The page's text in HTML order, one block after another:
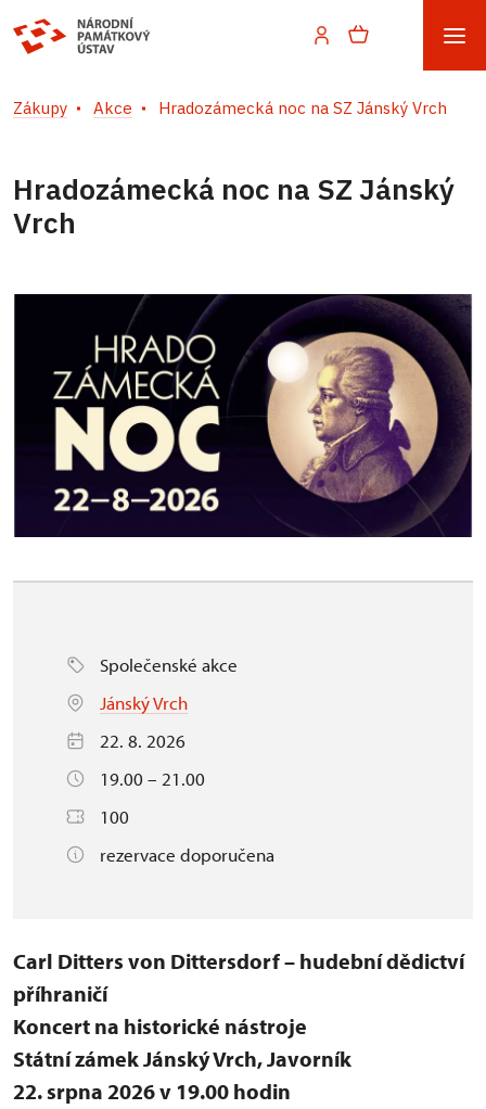
Zákupy Akce Hradozámecká noc na SZ Jánský Vrch
Hradozámecká noc na SZ Jánský
Vrch
Společenské akce
Jánský Vrch
22. 8. 2026
19.00 – 21.00
100
rezervace doporučena
Carl Ditters von Dittersdorf – hudební dědictví
příhraničí
Koncert na historické nástroje
Státní zámek Jánský Vrch, Javorník
22. srpna 2026 v 19.00 hodin